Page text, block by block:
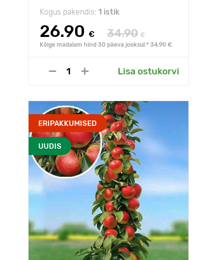
Kogus pakendis: 1 istik
26.90 € 34.90 €
Kõige madalam hind 30 päeva jooksul:* 34.90 €
Lisa ostukorvi
ERIPAKKUMISED
UUDIS